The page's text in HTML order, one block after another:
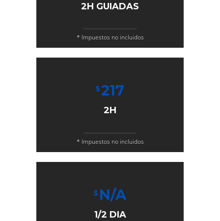
2H GUIADAS
* Impuestos no incluidos
$217
2H
* Impuestos no incluidos
$ N/A
1/2 DIA